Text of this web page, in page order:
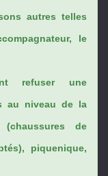
autres telles
le
refuser une
au niveau de la
de
piquenique,